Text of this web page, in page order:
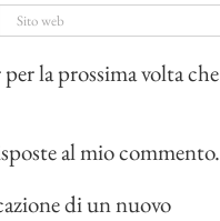
la prossima volta che
al mio commento.
di un nuovo